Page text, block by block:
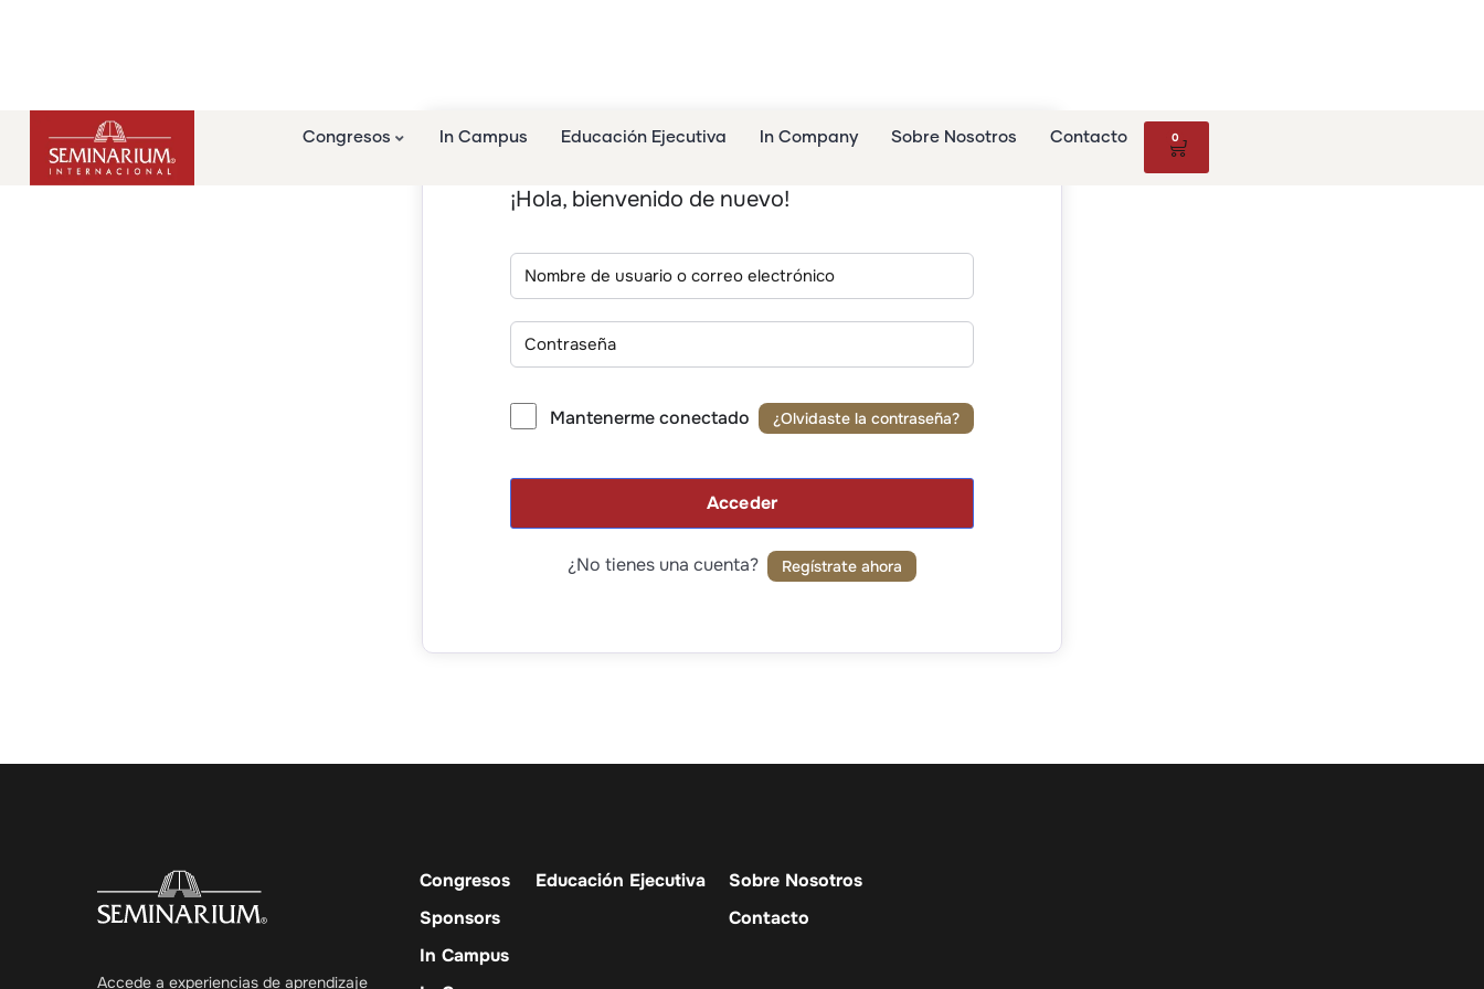
Congresos In Campus Educación Ejecutiva In Company Sobre Nosotros Contacto 0
¡Hola, bienvenido de nuevo!
Mantenerme conectado ¿Olvidaste la contraseña?
Acceder
¿No tienes una cuenta? Regístrate ahora
Accede a experiencias de aprendizaje
Congresos
Sponsors
In Campus
Educación Ejecutiva
Sobre Nosotros
Contacto